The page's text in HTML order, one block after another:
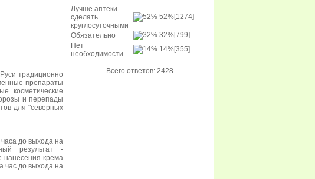
традиционно
препараты
косметические
и перепады
для "северных
до выхода на
результат -
нанесения крема
час до выхода на
Лучше аптеки
сделать
круглосуточными
52%[1274]
Обязательно 32%[799]
Нет
необходимости
14%[355]
Всего ответов: 2428